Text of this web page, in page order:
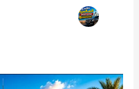
تاكسي